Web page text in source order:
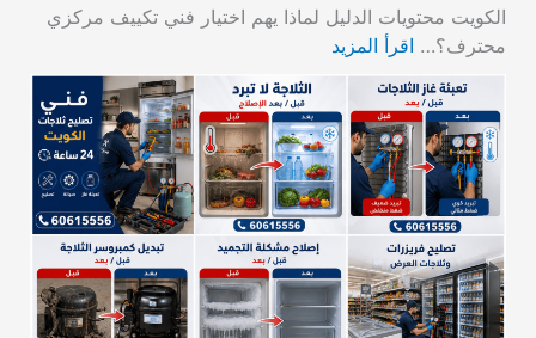
الكويت محتويات الدليل لماذا يهم اختيار فني تكييف مركزي
محترف؟… اقرأ المزيد